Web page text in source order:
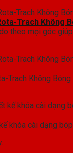
Trach Không
theo mọi góc
Trach Không
khóa cài dạng